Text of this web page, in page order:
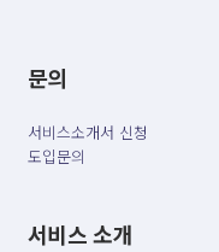
문의
서비스소개서 신청
도입문의
서비스 소개